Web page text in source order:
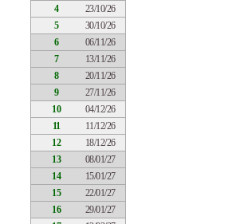
4
23/10/26
5
30/10/26
6
06/11/26
7
13/11/26
8
20/11/26
9
27/11/26
10
04/12/26
11
11/12/26
12
18/12/26
13
08/01/27
14
15/01/27
15
22/01/27
16
29/01/27